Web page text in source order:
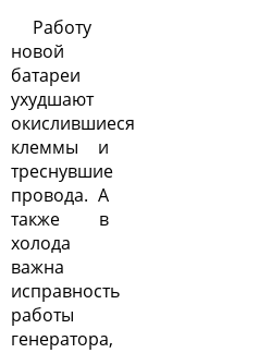
Работу
новой
батареи
ухудшают
окислившиеся
клеммы и
треснувшие
провода. А
также в
холода
важна
исправность
работы
генератора,